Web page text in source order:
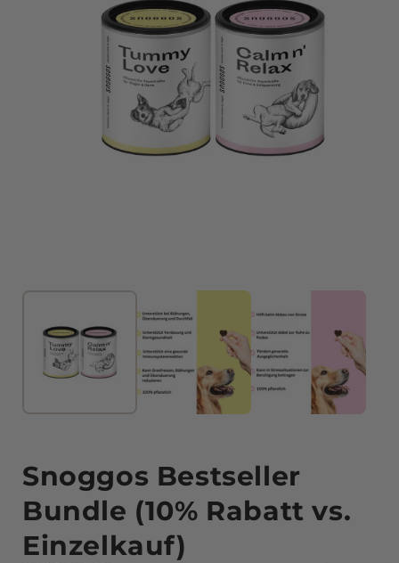
Snoggos Bestseller
Bundle (10% Rabatt vs.
Einzelkauf)